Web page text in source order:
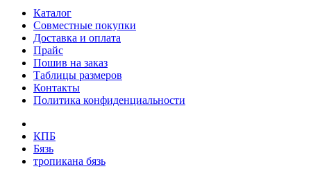
Каталог
Совместные покупки
Доставка и оплата
Прайс
Пошив на заказ
Таблицы размеров
Контакты
Политика конфиденциальности
КПБ
Бязь
тропикана бязь